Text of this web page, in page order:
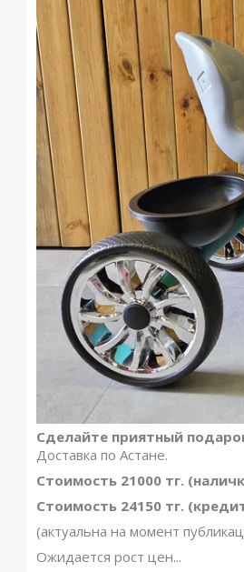
Сделайте приятный
Доставка по Астане.
Стоимость 21000 тг.
Стоимость 24150 тг.
(актуальна на момент
Ожидается рост цен...